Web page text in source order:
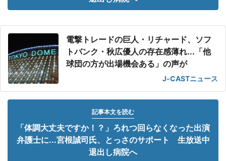
電撃トレードの巨人・リチャード、ソフ
トバンク・秋広優人の存在感薄れ...「他
球団の方が出場機会ある」の声が
J-CASTニュース
記事本文を読む
「体調大丈夫ですか！？」ろれつ回らなくなった出演
弁護士に...宮根誠司氏、とっさのサポート 生放送中
退出し病院へ